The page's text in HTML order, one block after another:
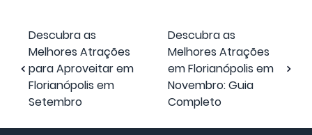
Descubra as
Melhores Atrações
para Aproveitar em
Florianópolis em
Setembro
Descubra as
Melhores Atrações
em Florianópolis em
Novembro: Guia
Completo